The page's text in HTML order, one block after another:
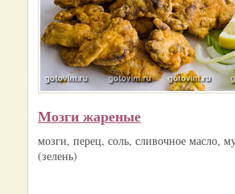
Мозги жареные
мозги, перец, соль, сливочное масло,
(зелень)